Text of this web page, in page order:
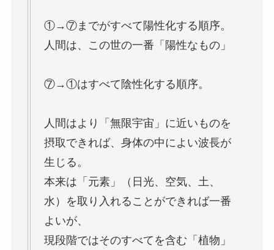
①→⑦までがすべて陽性化する順序。
人間は、この世の一番「陽性なもの」
⑦→①はすべて陰性化する順序。
人間はより「無限宇宙」に近いものを
摂取できれば、身体の中によい波長が
生じる。
本来は「元素」（日光、空気、土、
水）を取り入れることができれば一番
よいが、
現段階ではそのすべてを含む「植物」